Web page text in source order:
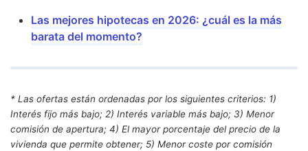
Las mejores hipotecas en 2026: ¿cuál es la más
barata del momento?
* Las ofertas están ordenadas por los siguientes criterios: 1)
Interés fijo más bajo; 2) Interés variable más bajo; 3) Menor
comisión de apertura; 4) El mayor porcentaje del precio de la
vivienda que permite obtener; 5) Menor coste por comisión